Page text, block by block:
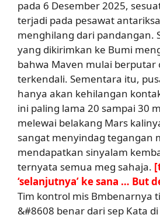
pada 6 Desember 2025,
terjadi pada pesawat
menghilang dari pandangan.
yang dikirimkan ke Bumi
bahwa Maven mulai berputar
terkendali. Sementara itu,
hanya akan kehilangan
ini paling lama 20 sampai 30
melewai belakang Mars
sangat menyindag tegangan
mendapatkan sinyalam
ternyata semua meg sahaja.
‘selanjutnya’ ke sana … But
Tim kontrol mis Bmbenarnya
&#8608 benar dari sep Kata di